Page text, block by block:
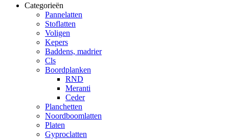
Categorieën
Pannelatten
Stoflatten
Voligen
Kepers
Baddens, madrier
Cls
Boordplanken
RND
Meranti
Ceder
Planchetten
Noordboomlatten
Platen
Gyproclatten